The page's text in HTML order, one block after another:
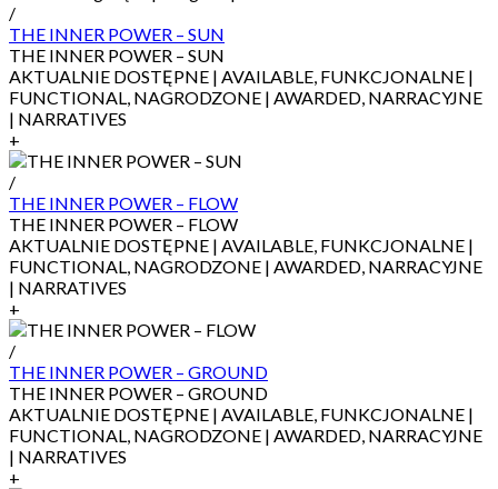
/
THE INNER POWER – SUN
THE INNER POWER – SUN
AKTUALNIE DOSTĘPNE | AVAILABLE, FUNKCJONALNE |
FUNCTIONAL, NAGRODZONE | AWARDED, NARRACYJNE
| NARRATIVES
+
/
THE INNER POWER – FLOW
THE INNER POWER – FLOW
AKTUALNIE DOSTĘPNE | AVAILABLE, FUNKCJONALNE |
FUNCTIONAL, NAGRODZONE | AWARDED, NARRACYJNE
| NARRATIVES
+
/
THE INNER POWER – GROUND
THE INNER POWER – GROUND
AKTUALNIE DOSTĘPNE | AVAILABLE, FUNKCJONALNE |
FUNCTIONAL, NAGRODZONE | AWARDED, NARRACYJNE
| NARRATIVES
+